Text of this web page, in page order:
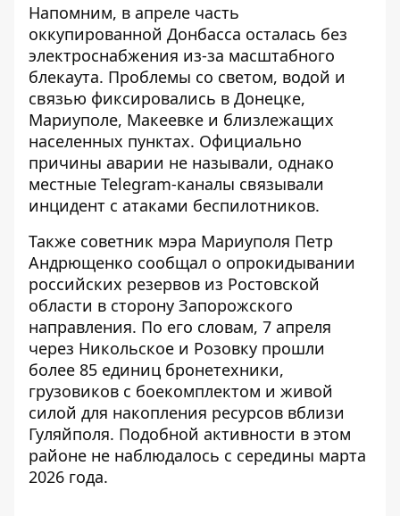
Напомним, в апреле часть
оккупированной Донбасса осталась без
электроснабжения из-за масштабного
блекаута. Проблемы со светом, водой и
связью фиксировались в Донецке,
Мариуполе, Макеевке и близлежащих
населенных пунктах. Официально
причины аварии не называли, однако
местные Telegram-каналы связывали
инцидент с атаками беспилотников.
Также советник мэра Мариуполя Петр
Андрющенко сообщал о опрокидывании
российских резервов из Ростовской
области в сторону Запорожского
направления. По его словам, 7 апреля
через Никольское и Розовку прошли
более 85 единиц бронетехники,
грузовиков с боекомплектом и живой
силой для накопления ресурсов вблизи
Гуляйполя. Подобной активности в этом
районе не наблюдалось с середины марта
2026 года.